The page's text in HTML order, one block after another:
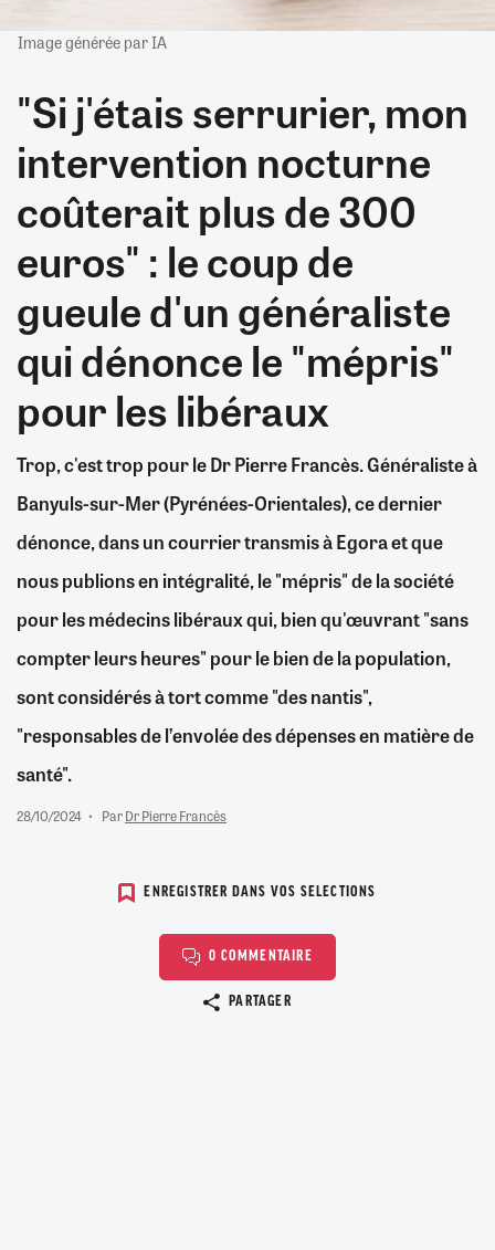
Image générée par IA
"Si j'étais serrurier, mon
intervention nocturne
coûterait plus de 300
euros" : le coup de
gueule d'un généraliste
qui dénonce le "mépris"
pour les libéraux
Trop, c'est trop pour le Dr Pierre Francès. Généraliste à
Banyuls-sur-Mer (Pyrénées-Orientales), ce dernier
dénonce, dans un courrier transmis à Egora et que
nous publions en intégralité, le "mépris" de la société
pour les médecins libéraux qui, bien qu'œuvrant "sans
compter leurs heures" pour le bien de la population,
sont considérés à tort comme "des nantis",
"responsables de l’envolée des dépenses en matière de
santé".
28/10/2024 ParDr Pierre Francès
ENREGISTRER DANS VOS SELECTIONS
0 COMMENTAIRE
PARTAGER